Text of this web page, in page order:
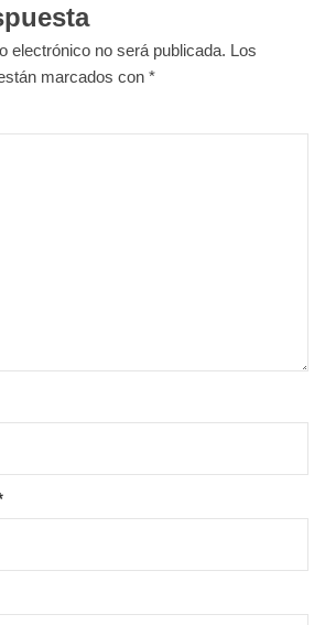
electrónico no será publicada. Los
marcados con *